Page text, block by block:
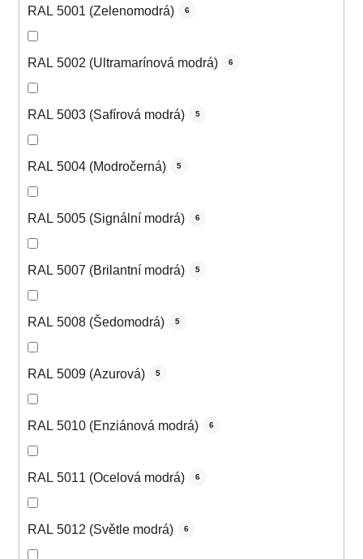
RAL 5001 (Zelenomodrá) 6
RAL 5002 (Ultramarínová modrá) 6
RAL 5003 (Safírová modrá) 5
RAL 5004 (Modročerná) 5
RAL 5005 (Signální modrá) 6
RAL 5007 (Brilantní modrá) 5
RAL 5008 (Šedomodrá) 5
RAL 5009 (Azurová) 5
RAL 5010 (Enziánová modrá) 6
RAL 5011 (Ocelová modrá) 6
RAL 5012 (Světle modrá) 6